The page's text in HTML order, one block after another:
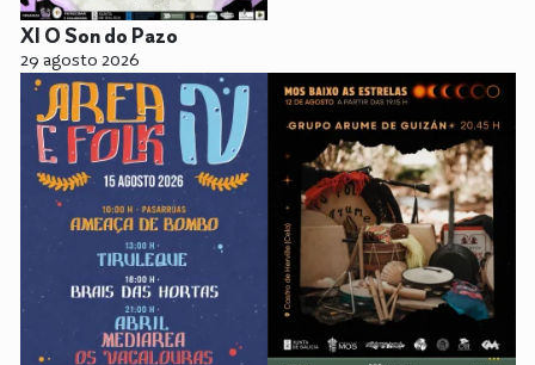
XI O Son do Pazo
29 agosto 2026